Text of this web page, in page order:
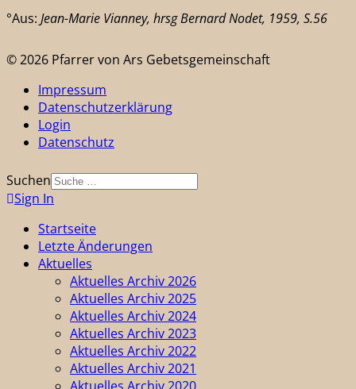
°Aus: Jean-Marie Vianney, hrsg Bernard Nodet, 1959, S.56
© 2026 Pfarrer von Ars Gebetsgemeinschaft
Impressum
Datenschutzerklärung
Login
Datenschutz
Suchen
Sign In
Startseite
Letzte Änderungen
Aktuelles
Aktuelles Archiv 2026
Aktuelles Archiv 2025
Aktuelles Archiv 2024
Aktuelles Archiv 2023
Aktuelles Archiv 2022
Aktuelles Archiv 2021
Aktuelles Archiv 2020